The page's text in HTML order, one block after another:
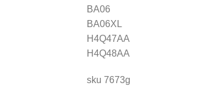
BA06
BA06XL
H4Q47AA
H4Q48AA
sku 7673g